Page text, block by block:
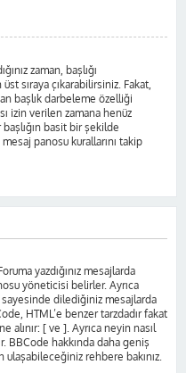
zaman, başlığı
sıraya çıkarabilirsiniz. Fakat,
başlık darbeleme özelliği
izin verilen zamana henüz
başlığın basit bir şekilde
panosu kurallarını takip
yazdığınız mesajlarda
yöneticisi belirler. Ayrıca
dilediğiniz mesajlarda
HTML’e benzer tarzdadır fakat
[ ve ]. Ayrıca neyin nasıl
hakkında daha geniş
rehbere bakınız.